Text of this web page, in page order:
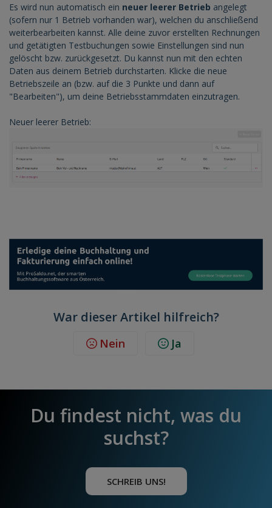
Es wird nun automatisch ein neuer leerer Betrieb angelegt
(sofern nur 1 Betrieb vorhanden war), welchen du anschließend
weiterbearbeiten kannst. Alle deine zuvor erstellten Rechnungen
und getätigten Testbuchungen sowie Einstellungen sind nun
gelöscht bzw. zurückgesetzt. Du kannst nun mit den echten
Daten aus deinem Betrieb durchstarten. Klicke die neue
Betriebszeile an (bzw. auf die 3 Punkte und dann auf
"Bearbeiten"), um deine Betriebsstammdaten einzutragen.
Neuer leerer Betrieb:
War dieser Artikel hilfreich?
Nein Ja
Du findest nicht, was du
suchst?
SCHREIB UNS!